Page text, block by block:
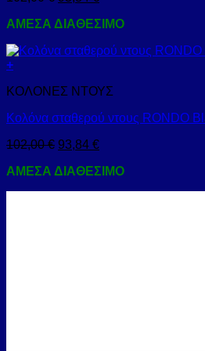
ΑΜΕΣΑ ΔΙΑΘΕΣΙΜΟ
+
ΚΟΛΟΝΕΣ ΝΤΟΥΣ
Κολόνα σταθερού ντους RONDO
102,00€ 93,84 €
ΑΜΕΣΑ ΔΙΑΘΕΣΙΜΟ